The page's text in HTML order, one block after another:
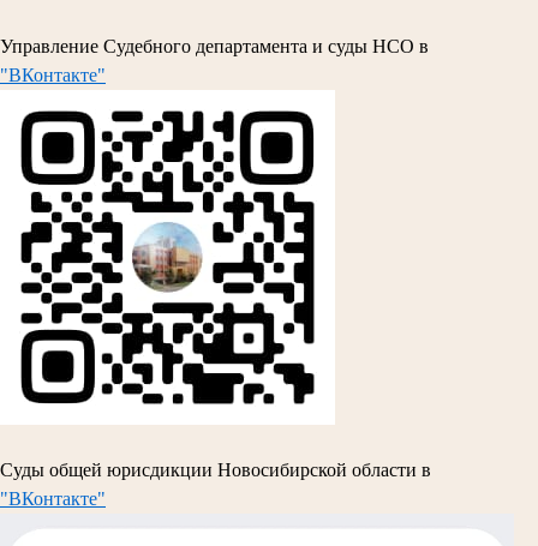
Управление Судебного департамента и суды НСО в
"ВКонтакте"
Суды общей юрисдикции Новосибирской области в
"ВКонтакте"